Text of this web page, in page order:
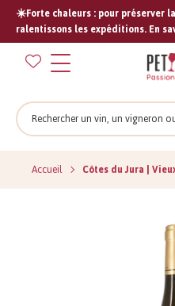
☀️Forte chaleurs : pour préserver
ralentissons les expéditions. En
Rechercher
Accueil Côtes du Jura |